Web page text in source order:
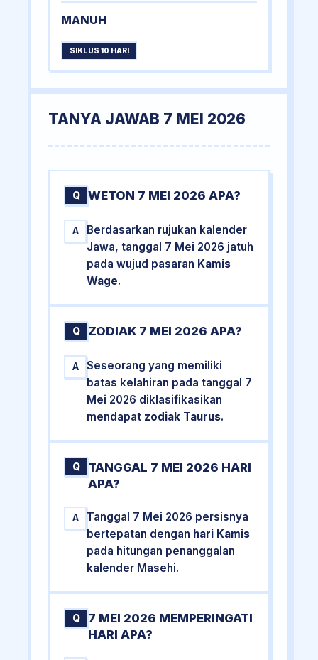
MANUH
SIKLUS 10 HARI
TANYA JAWAB 7 MEI 2026
Q WETON 7 MEI 2026 APA?
A
Berdasarkan rujukan kalender
Jawa, tanggal 7 Mei 2026 jatuh
pada wujud pasaran Kamis
Wage.
Q ZODIAK 7 MEI 2026 APA?
A
Seseorang yang memiliki
batas kelahiran pada tanggal 7
Mei 2026 diklasifikasikan
mendapat zodiak Taurus.
Q
TANGGAL 7 MEI 2026 HARI
APA?
A
Tanggal 7 Mei 2026 persisnya
bertepatan dengan hari Kamis
pada hitungan penanggalan
kalender Masehi.
Q
7 MEI 2026 MEMPERINGATI
HARI APA?